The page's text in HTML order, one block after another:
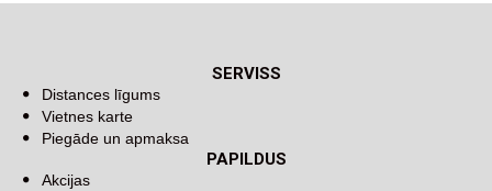
SERVISS
Distances līgums
Vietnes karte
Piegāde un apmaksa
PAPILDUS
Akcijas